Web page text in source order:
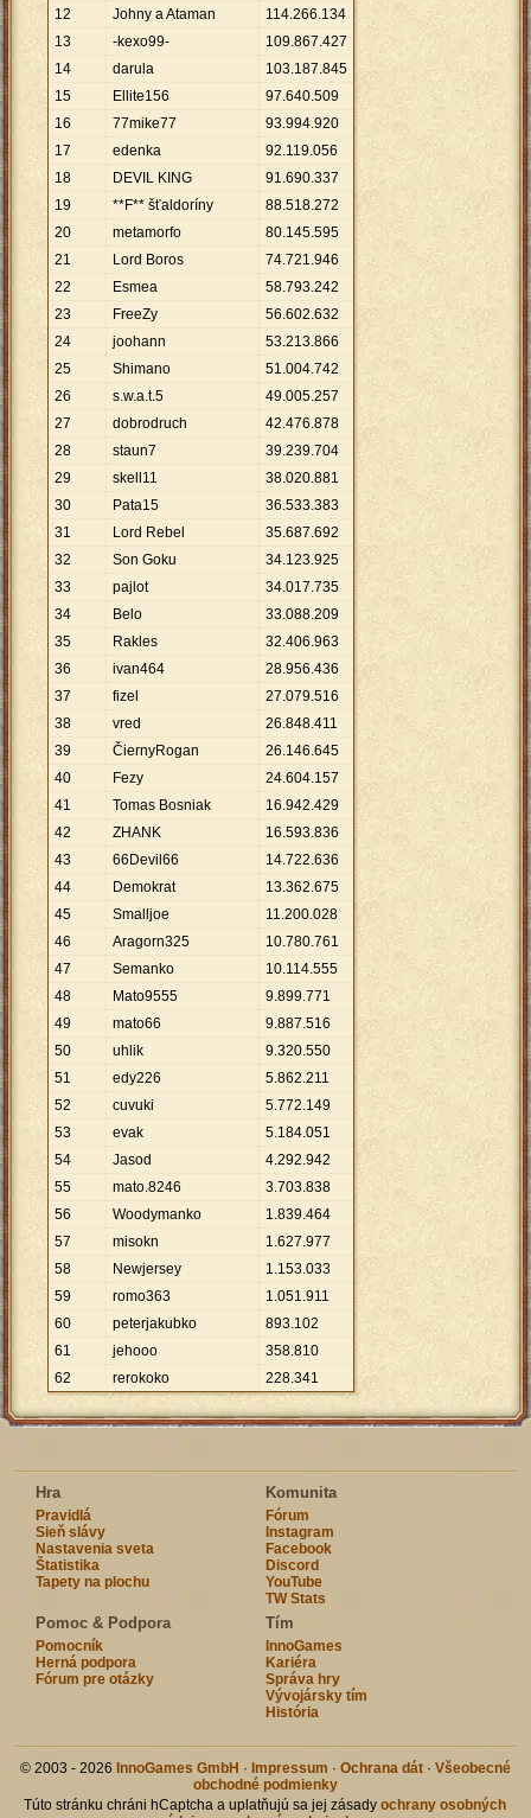
12
Johny a Ataman 114.266.134
13
-kexo99- 109.867.427
14
darula 103.187.845
15
Ellite156 97.640.509
16
77mike77 93.994.920
17
edenka 92.119.056
18
DEVIL KING 91.690.337
19
**F** šťaldoríny 88.518.272
20
metamorfo 80.145.595
21
Lord Boros 74.721.946
22
Esmea 58.793.242
23
FreeZy 56.602.632
24
joohann 53.213.866
25
Shimano 51.004.742
26
s.w.a.t.5 49.005.257
27
dobrodruch 42.476.878
28
staun7 39.239.704
29
skell11 38.020.881
30
Pata15 36.533.383
31
Lord Rebel 35.687.692
32
Son Goku 34.123.925
33
pajlot 34.017.735
34
Belo 33.088.209
35
Rakles 32.406.963
36
ivan464 28.956.436
37
fizel 27.079.516
38
vred 26.848.411
39
ČiernyRogan 26.146.645
40
Fezy 24.604.157
41
Tomas Bosniak 16.942.429
42
ZHANK 16.593.836
43
66Devil66 14.722.636
44
Demokrat 13.362.675
45
Smalljoe 11.200.028
46
Aragorn325 10.780.761
47
Semanko 10.114.555
48
Mato9555 9.899.771
49
mato66 9.887.516
50
uhlik 9.320.550
51
edy226 5.862.211
52
cuvuki 5.772.149
53
evak 5.184.051
54
Jasod 4.292.942
55
mato.8246 3.703.838
56
Woodymanko 1.839.464
57
misokn 1.627.977
58
Newjersey 1.153.033
59
romo363 1.051.911
60
peterjakubko 893.102
61
jehooo 358.810
62
rerokoko 228.341
Hra
Pravidlá
Sieň slávy
Nastavenia sveta
Štatistika
Tapety na plochu
Komunita
Fórum
Instagram
Facebook
Discord
YouTube
TW Stats
Pomoc & Podpora
Pomocník
Herná podpora
Fórum pre otázky
Tím
InnoGames
Kariéra
Správa hry
Vývojársky tím
História
© 2003 - 2026 InnoGames GmbH · Impressum · Ochrana dát· Všeobecné
obchodné podmienky
Túto stránku chráni hCaptcha a uplatňujú sa jej zásadyochrany osobných